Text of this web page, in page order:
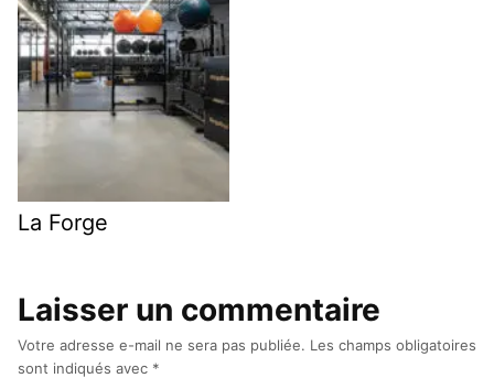
La Forge
Laisser un commentaire
Votre adresse e-mail ne sera pas publiée. Les champs obligatoires
sont indiqués avec *